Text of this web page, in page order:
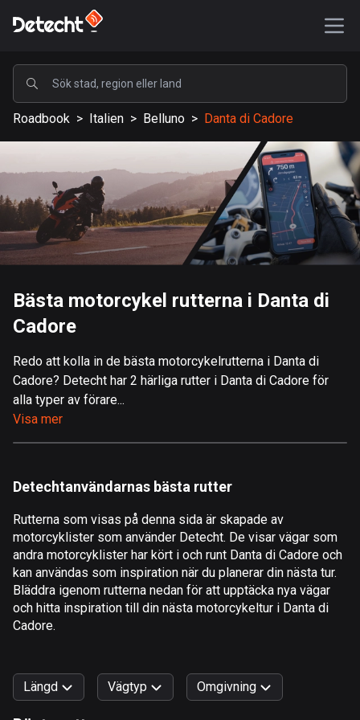
POPULÄRA
USA
588742 rutter
Sverige
204122 rutter
Storbritannien
115519 rutter
Afghanistan
Åland
519 rutter
Algeriet
Amerikanska Jungfruöarna
1 rutt
Andorra
62 rutter
1 rutt
Roadbook > Italien > Belluno > Danta di Cadore
Bästa motorcykel rutterna i Danta di
Cadore
Redo att kolla in de bästa motorcykelrutterna i Danta di
Cadore? Detecht har 2 härliga rutter i Danta di Cadore för
alla typer av förare...
Visa mer
Detechtanvändarnas bästa rutter
Rutterna som visas på denna sida är skapade av
motorcyklister som använder Detecht. De visar vägar som
andra motorcyklister har kört i och runt Danta di Cadore och
kan användas som inspiration när du planerar din nästa tur.
Bläddra igenom rutterna nedan för att upptäcka nya vägar
och hitta inspiration till din nästa motorcykeltur i Danta di
Cadore.
Längd Vägtyp Omgivning